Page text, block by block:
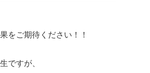
をご期待ください！！
ですが、